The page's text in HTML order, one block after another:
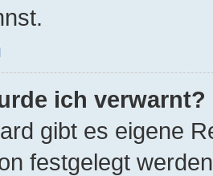
ich verwarnt?
gibt es eigene
festgelegt